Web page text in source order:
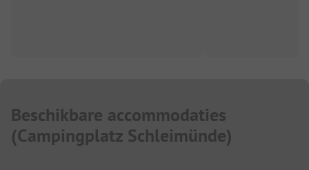
Beschikbare accommodaties
(Campingplatz Schleimünde)